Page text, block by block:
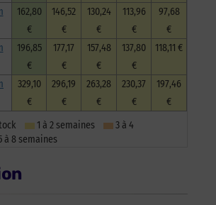
162,80
€
146,52
€
130,24
€
113,96
€
97,68
€
196,85
€
177,17
€
157,48
€
137,80
€
118,11 €
329,10
€
296,19
€
263,28
€
230,37
€
197,46
€
1 à 2 semaines
3 à 4
à 8 semaines